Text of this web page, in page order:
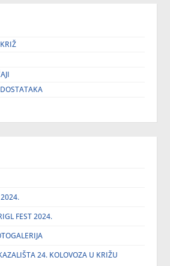
FEST 2024.
24. KOLOVOZA U KRIŽU